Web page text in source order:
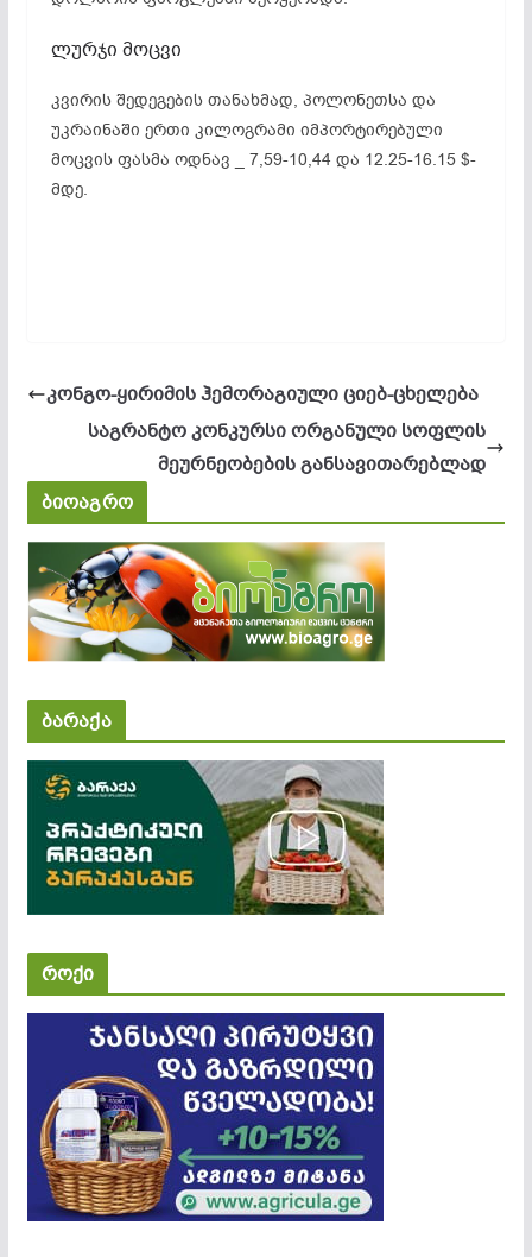
ლურჯი მოცვი
კვირის შედეგების თანახმად, პოლონეთსა და
უკრაინაში ერთი კილოგრამი იმპორტირებული
მოცვის ფასმა ოდნავ _ 7,59-10,44 და 12.25-16.15 $-
მდე.
კონგო-ყირიმის ჰემორაგიული ციებ-ცხელება
საგრანტო კონკურსი ორგანული სოფლის
მეურნეობების განსავითარებლად
ბიოაგრო
ბარაქა
როქი